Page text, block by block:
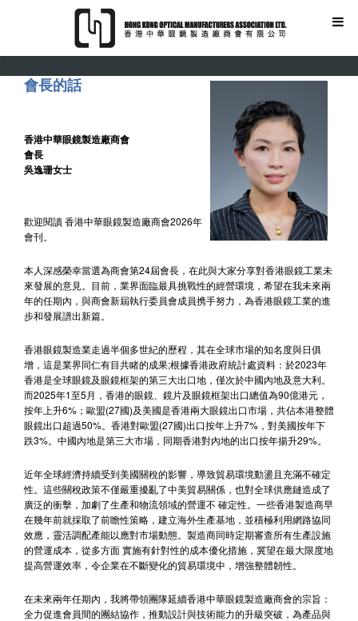
會長的話
香港中華眼鏡製造廠商會
會長
吳逸珊女士
歡迎閱讀 香港中華眼鏡製造廠商會2026年
會刊。
本人深感榮幸當選為商會第24屆會長，在此與大家分享對香港眼鏡工業未
來發展的意見。目前，業界面臨最具挑戰性的經營環境，希望在我未來兩
年的任期內，與商會新屆執行委員會成員携手努力，為香港眼鏡工業的進
步和發展譜出新篇。
香港眼鏡製造業走過半個多世紀的歷程，其在全球市場的知名度與日俱
增，這是業界同仁有目共睹的成果;根據香港政府統計處資料：於2023年
香港是全球眼鏡及眼鏡框架的第三大出口地，僅次於中國內地及意大利。
而2025年1至5月，香港的眼鏡、鏡片及眼鏡框架出口總值為90億港元，
按年上升6%；歐盟(27國)及美國是香港兩大眼鏡出口市場，共佔本港整體
眼鏡出口超過50%。香港對歐盟(27國)出口按年上升7%，對美國按年下
跌3%。中國內地是第三大市場，同期香港對內地的出口按年揚升29%。
近年全球經濟持續受到美國關稅的影響，導致貿易環境動盪且充滿不確定
性。這些關稅政策不僅嚴重擾亂了中美貿易關係，也對全球供應鏈造成了
廣泛的衝擊，加劇了生產和物流領域的營運不 確定性。一些香港製造商早
在幾年前就採取了前瞻性策略，建立海外生產基地，並積極利用網路協同
效應，靈活調配產能以應對市場動態。製造商同時定期審查所有生產設施
的營運成本，從多方面 實施有針對性的成本優化措施，冀望在最大限度地
提高營運效率，令企業在不斷變化的貿易環境中，增強整體韌性。
在未來兩年任期內，我將帶領團隊延續香港中華眼鏡製造廠商會的宗旨：
全力促進會員間的團結協作，推動設計與技術能力的升級突破，為產品與